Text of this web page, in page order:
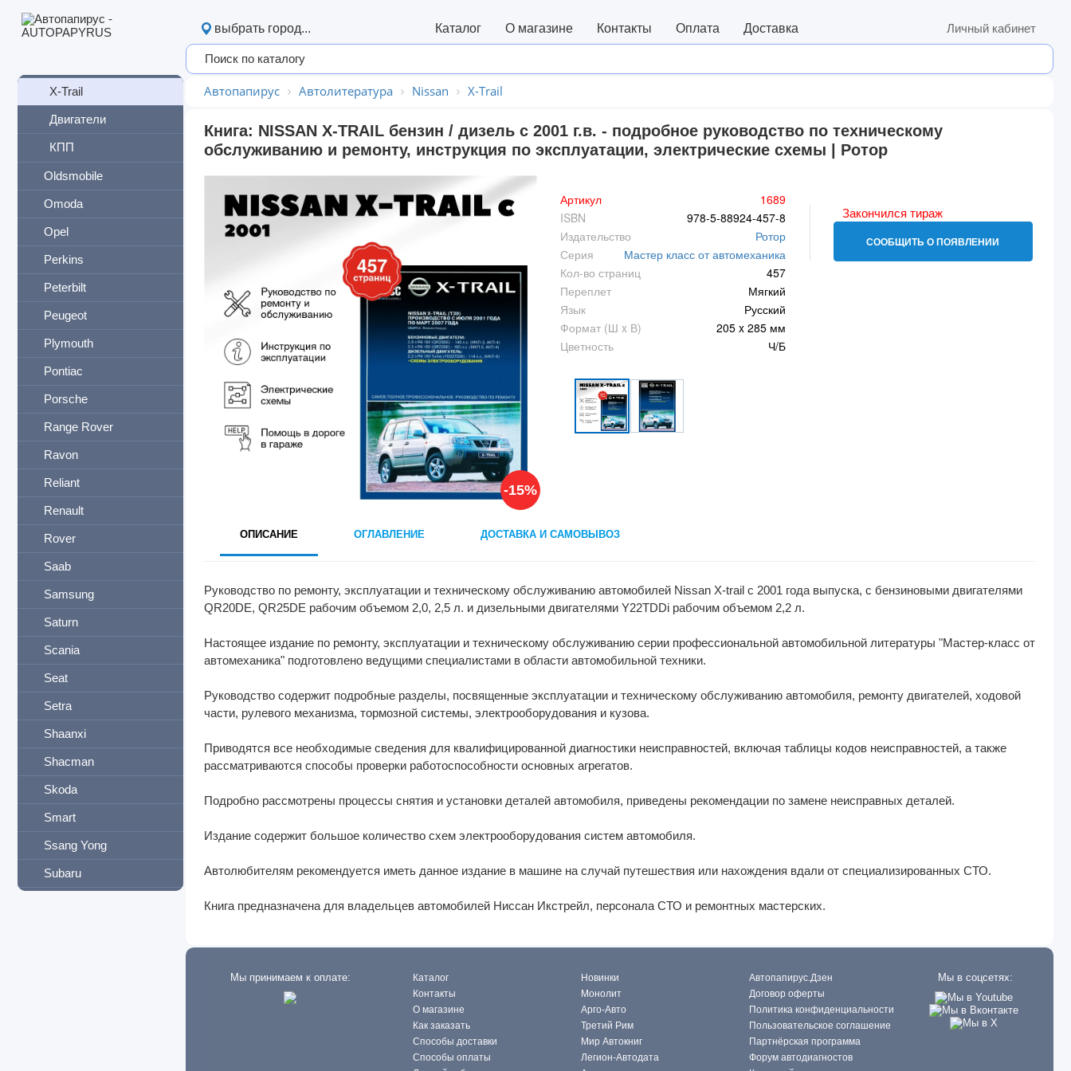
Versa
X-Trail
Двигатели
КПП
Oldsmobile
Omoda
Opel
Perkins
Peterbilt
Peugeot
Plymouth
Pontiac
Porsche
Range Rover
Ravon
Reliant
Renault
Rover
Saab
Samsung
Saturn
Scania
Seat
Setra
Shaanxi
Shacman
Skoda
Smart
Ssang Yong
Subaru
выбрать город... Каталог О магазине Контакты Оплата Доставка Личный кабинет
Автопапирус Автолитература Nissan X-Trail
Книга: NISSAN X-TRAIL бензин / дизель c 2001 г.в. - подробное руководство по техническому
обслуживанию и ремонту, инструкция по эксплуатации, электрические схемы | Ротор
-15%
Артикул
1689
ISBN
978-5-88924-457-8
Издательство
Ротор
Серия
Мастер класс от автомеханика
Кол-во страниц
457
Переплет
Мягкий
Язык
Русский
Формат (Ш x В)
205 x 285 мм
Цветность
Ч/Б
Закончился тираж
СООБЩИТЬ О ПОЯВЛЕНИИ
ОПИСАНИЕ ОГЛАВЛЕНИЕ ДОСТАВКА И САМОВЫВОЗ
Руководство по ремонту, эксплуатации и техническому обслуживанию автомобилей Nissan X-trail с 2001 года выпуска, с бензиновыми двигателями
QR20DE, QR25DE рабочим объемом 2,0, 2,5 л. и дизельными двигателями Y22TDDi рабочим объемом 2,2 л.
Настоящее издание по ремонту, эксплуатации и техническому обслуживанию серии профессиональной автомобильной литературы "Мастер-класс от
автомеханика" подготовлено ведущими специалистами в области автомобильной техники.
Руководство содержит подробные разделы, посвященные эксплуатации и техническому обслуживанию автомобиля, ремонту двигателей, ходовой
части, рулевого механизма, тормозной системы, электрооборудования и кузова.
Приводятся все необходимые сведения для квалифицированной диагностики неисправностей, включая таблицы кодов неисправностей, а также
рассматриваются способы проверки работоспособности основных агрегатов.
Подробно рассмотрены процессы снятия и установки деталей автомобиля, приведены рекомендации по замене неисправных деталей.
Издание содержит большое количество схем электрооборудования систем автомобиля.
Автолюбителям рекомендуется иметь данное издание в машине на случай путешествия или нахождения вдали от специализированных СТО.
Книга предназначена для владельцев автомобилей Ниссан Икстрейл, персонала СТО и ремонтных мастерских.
Мы принимаем к оплате:
Каталог
Контакты
О магазине
Как заказать
Способы доставки
Способы оплаты
Новинки
Монолит
Арго-Авто
Третий Рим
Мир Автокниг
Легион-Автодата
Автопапирус.Дзен
Договор оферты
Политика конфиденциальности
Пользовательское соглашение
Партнёрская программа
Форум автодиагностов
Мы в соцсетях: